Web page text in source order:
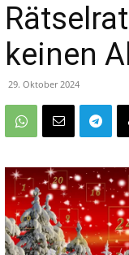
keinen
29. Oktober 2024